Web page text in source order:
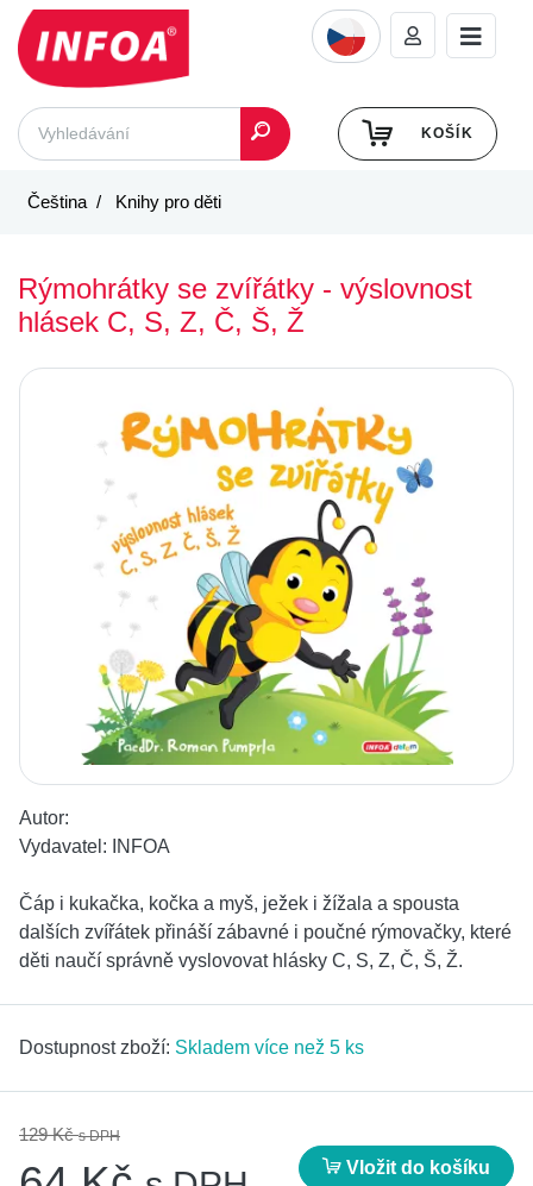
KOŠÍK
Čeština Knihy pro děti
Rýmohrátky se zvířátky - výslovnost
hlásek C, S, Z, Č, Š, Ž
Autor:
Vydavatel:
INFOA
Čáp i kukačka, kočka a myš, ježek i žížala a spousta
dalších zvířátek přináší zábavné i poučné rýmovačky, které
děti naučí správně vyslovovat hlásky C, S, Z, Č, Š, Ž.
Dostupnost zboží: Skladem více než 5 ks
129 Kčs DPH
Vložit do košíku